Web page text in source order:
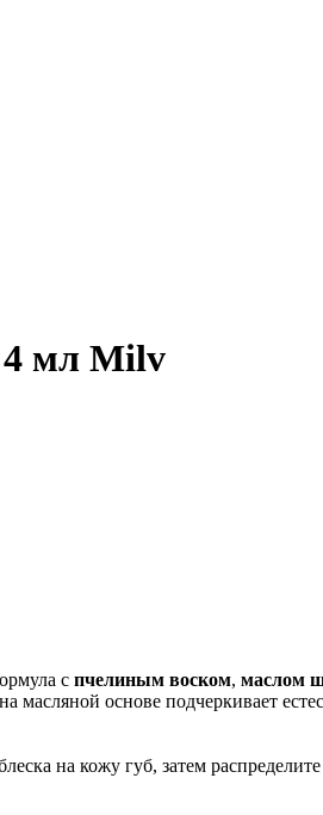
4 мл Milv
с пчелиным воском, маслом
основе подчеркивает
на кожу губ, затем